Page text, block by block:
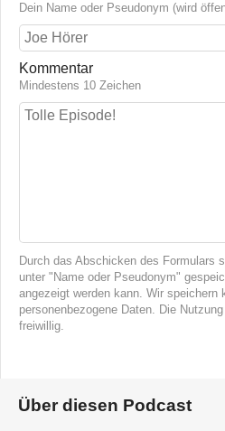
Dein Name oder Pseudonym (wird
Kommentar
Mindestens 10 Zeichen
Durch das Abschicken des Formulars
unter "Name oder Pseudonym"
angezeigt werden kann. Wir speichern
personenbezogene Daten. Die
freiwillig.
Über diesen Podcast